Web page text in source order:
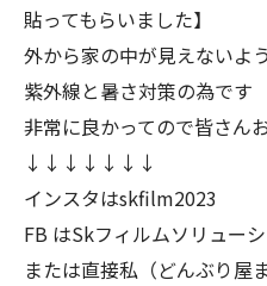
貼ってもらいました】
外から家の中が見えないよ
紫外線と暑さ対策の為です
非常に良かってので皆さん
↓↓↓↓↓↓↓
インスタはskfilm2023
FB はSkフィルムソリュー
または直接私（どんぶり屋